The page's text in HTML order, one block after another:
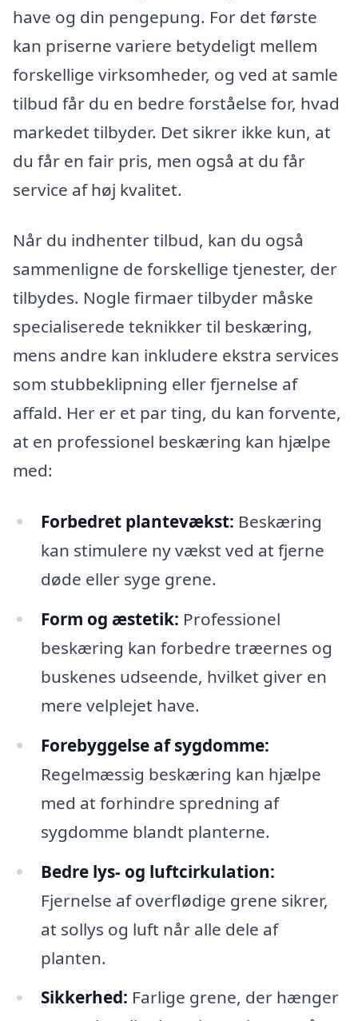
have og din pengepung. For det første
kan priserne variere betydeligt mellem
forskellige virksomheder, og ved at samle
tilbud får du en bedre forståelse for, hvad
markedet tilbyder. Det sikrer ikke kun, at
du får en fair pris, men også at du får
service af høj kvalitet.
Når du indhenter tilbud, kan du også
sammenligne de forskellige tjenester, der
tilbydes. Nogle firmaer tilbyder måske
specialiserede teknikker til beskæring,
mens andre kan inkludere ekstra services
som stubbeklipning eller fjernelse af
affald. Her er et par ting, du kan forvente,
at en professionel beskæring kan hjælpe
med:
Forbedret plantevækst: Beskæring
kan stimulere ny vækst ved at fjerne
døde eller syge grene.
Form og æstetik: Professionel
beskæring kan forbedre træernes og
buskenes udseende, hvilket giver en
mere velplejet have.
Forebyggelse af sygdomme:
Regelmæssig beskæring kan hjælpe
med at forhindre spredning af
sygdomme blandt planterne.
Bedre lys- og luftcirkulation:
Fjernelse af overflødige grene sikrer,
at sollys og luft når alle dele af
planten.
Sikkerhed: Farlige grene, der hænger